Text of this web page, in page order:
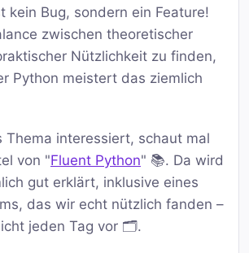
kein Bug, sondern ein Feature!
zwischen theoretischer
Nützlichkeit zu finden,
Python meistert das ziemlich
Thema interessiert, schaut mal
von "Fluent Python" 📚. Da wird
gut erklärt, inklusive eines
das wir echt nützlich fanden –
jeden Tag vor 🗂️.